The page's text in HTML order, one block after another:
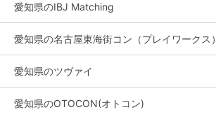
愛知県のIBJ Matching
愛知県の名古屋東海街コン（プレイワークス）
愛知県のツヴァイ
愛知県のOTOCON(オトコン)